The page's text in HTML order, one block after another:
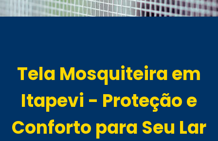
Tela Mosquiteira em
Itapevi - Proteção e
Conforto para Seu Lar